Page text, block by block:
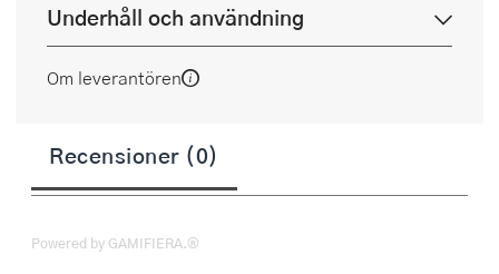
Underhåll och användning
Om leverantören
Recensioner (0)
Powered by GAMIFIERA.®